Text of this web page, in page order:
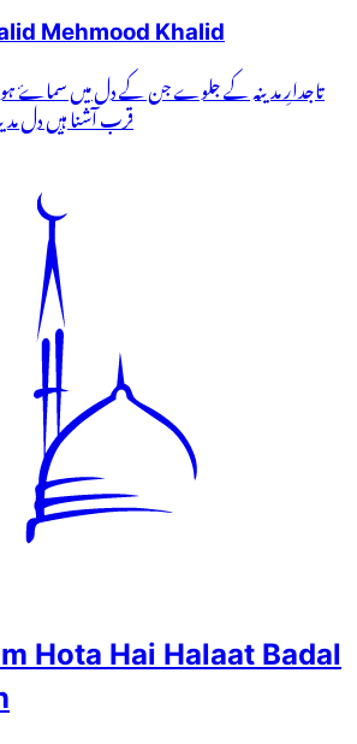
Mehmood Khalid
تاجدارِ مدینہ کے جلوے جن کے دل میں سماۓ
قرب آشنا ہیں دل
Hota Hai Halaat Badal